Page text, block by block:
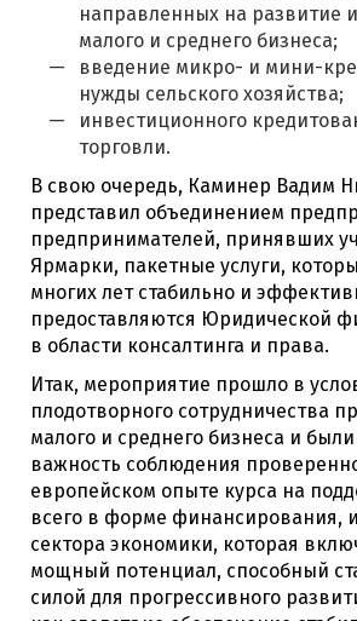
направленных на развитие
малого и среднего бизнеса;
введение микро- и мини-
нужды сельского хозяйства;
инвестиционного
торговли.
В свою очередь, Каминер Вадим
представил объединением
предпринимателей, принявших
Ярмарки, пакетные услуги,
многих лет стабильно и
предоставляются Юридической
в области консалтинга и права.
Итак, мероприятие прошло в
плодотворного сотрудничества
малого и среднего бизнеса и
важность соблюдения
европейском опыте курса на
всего в форме финансирования,
сектора экономики, которая
мощный потенциал, способный
силой для прогрессивного